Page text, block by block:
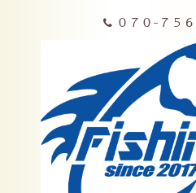
０７０-７５６